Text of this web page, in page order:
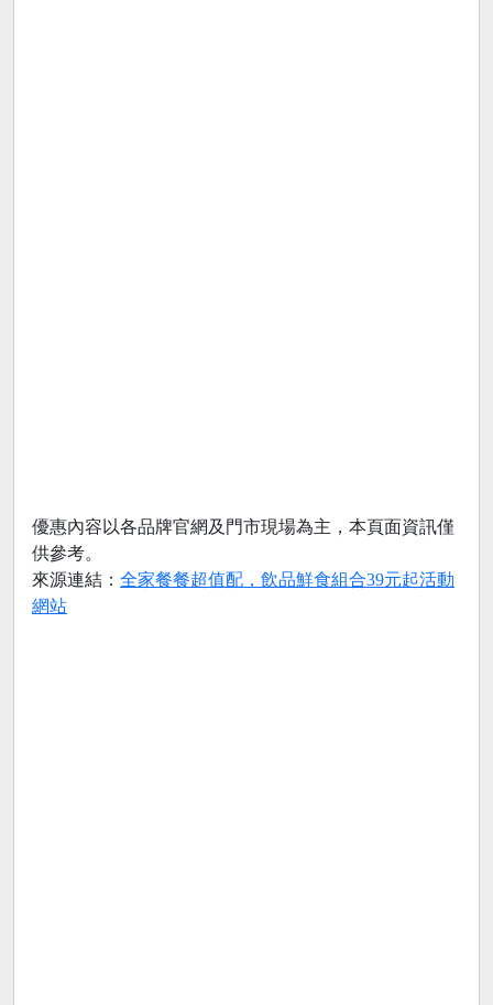
優惠內容以各品牌官網及門市現場為主，本頁面資訊僅
供參考。
來源連結： 全家餐餐超值配，飲品鮮食組合39元起活動
網站